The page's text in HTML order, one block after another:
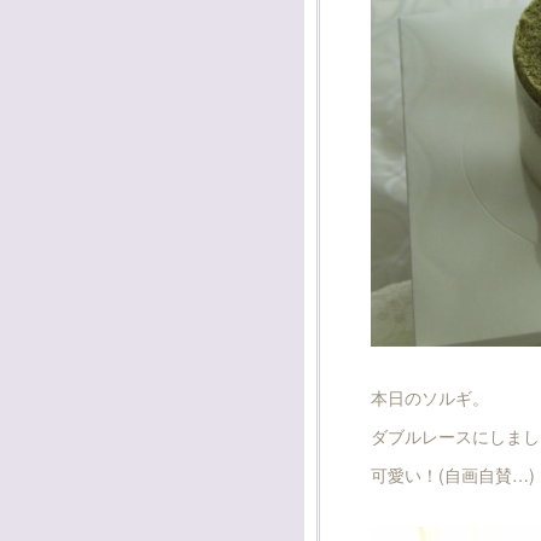
本日のソルギ。
ダブルレースにしま
可愛い！(自画自賛…)